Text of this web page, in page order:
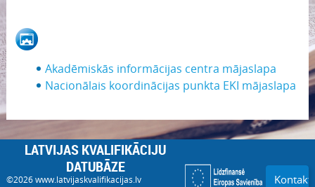
Akadēmiskās informācijas centra mājaslapa
Nacionālais koordinācijas punkta EKI mājaslapa
LATVIJAS KVALIFIKĀCIJU
DATUBĀZE
©2026www.latvijaskvalifikacijas.lv Kontakti